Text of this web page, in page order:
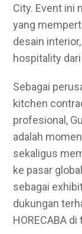
City. Event ini
yang
desain
hospitality
Sebagai
kitchen
profesional,
adalah
sekaligus
ke pasar
sebagai
dukungan
HORECABA di